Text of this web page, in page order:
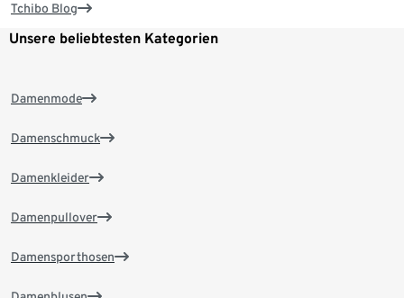
Tchibo Blog
Unsere beliebtesten Kategorien
Damenmode
Damenschmuck
Damenkleider
Damenpullover
Damensporthosen